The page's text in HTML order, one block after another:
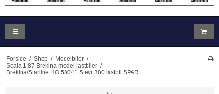
Forside / Shop / Modelbiler /
Scala 1:87 Brekina model lastbiler /
Brekina/Starline HO 58041 Steyr 380 lastbil SPAR